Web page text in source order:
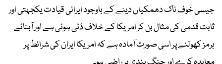
جیسی خوف ناک دھمکیاں دینے کے باوجود ایرانی قیادت یکجہتی اور
ثابت قدمی کی مثال بن کر امریکا کے خلاف ڈٹی ہوئی ہے اور آبنائے
ہرمز کھولنے پر اسی صورت آمادہ ہے کہ امریکا ایران کی شرائط پر